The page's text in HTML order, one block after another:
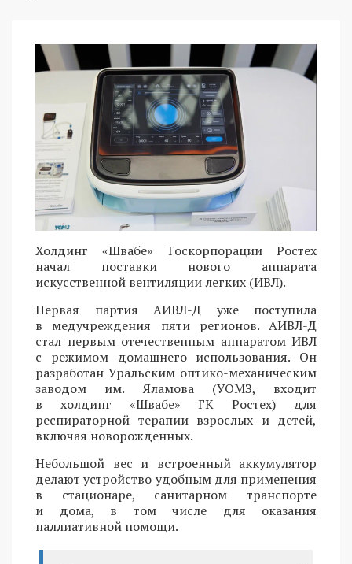
Холдинг «Швабе» Госкорпорации Ростех
начал поставки нового аппарата
искусственной вентиляции легких (ИВЛ).
Первая партия АИВЛ-Д уже поступила
в медучреждения пяти регионов. АИВЛ-Д
стал первым отечественным аппаратом ИВЛ
с режимом домашнего использования. Он
разработан Уральским оптико-механическим
заводом им. Яламова (УОМЗ, входит
в холдинг «Швабе» ГК Ростех) для
респираторной терапии взрослых и детей,
включая новорожденных.
Небольшой вес и встроенный аккумулятор
делают устройство удобным для применения
в стационаре, санитарном транспорте
и дома, в том числе для оказания
паллиативной помощи.